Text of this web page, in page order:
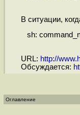
В ситуации,
sh:
URL: http://
Обсуждается:
Оглавление